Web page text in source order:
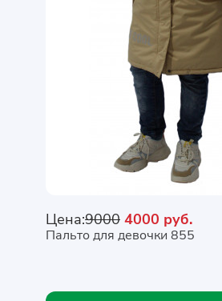
Цена:9000 4000 руб.
Пальто для девочки 855